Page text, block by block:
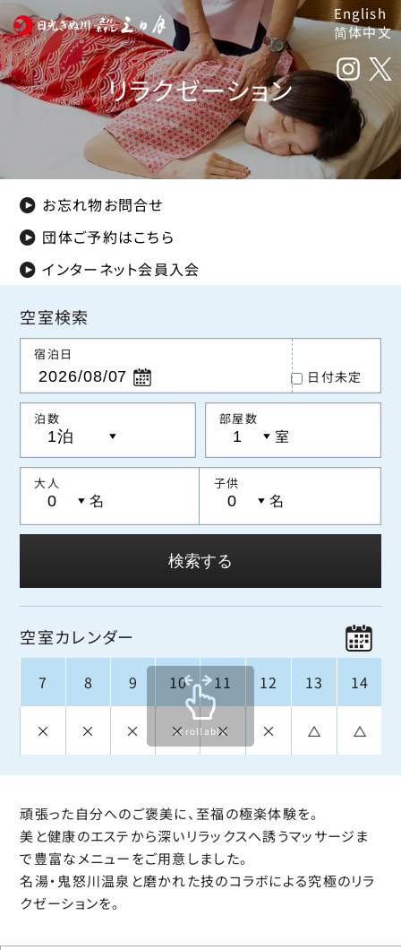
English
简体中文
リラクゼーション
お忘れ物お問合せ
団体ご予約はこちら
インターネット会員入会
空室検索
宿泊日
日付未定
泊数 部屋数
室
大人
名
子供
名
検索する
空室カレンダー
7 8 9 10 11 12 13 14
× × × × × × △ △
scrollable
空
頑張った自分へのご褒美に、至福の極楽体験を。
美と健康のエステから深いリラックスへ誘うマッサージま
で豊富なメニューをご用意しました。
名湯・鬼怒川温泉と磨かれた技のコラボによる究極のリラ
クゼーションを。